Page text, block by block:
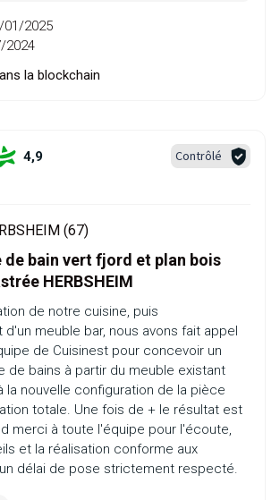
01/2025
2024
la blockchain
4,9 Contrôlé
(67)
de bain vert fjord et plan bois
HERBSHEIM
de notre cuisine, puis
d'un meuble bar, nous avons fait appel
de Cuisinest pour concevoir un
de bains à partir du meuble existant
la nouvelle configuration de la pièce
totale. Une fois de + le résultat est
merci à toute l'équipe pour l'écoute,
et la réalisation conforme aux
délai de pose strictement respecté.